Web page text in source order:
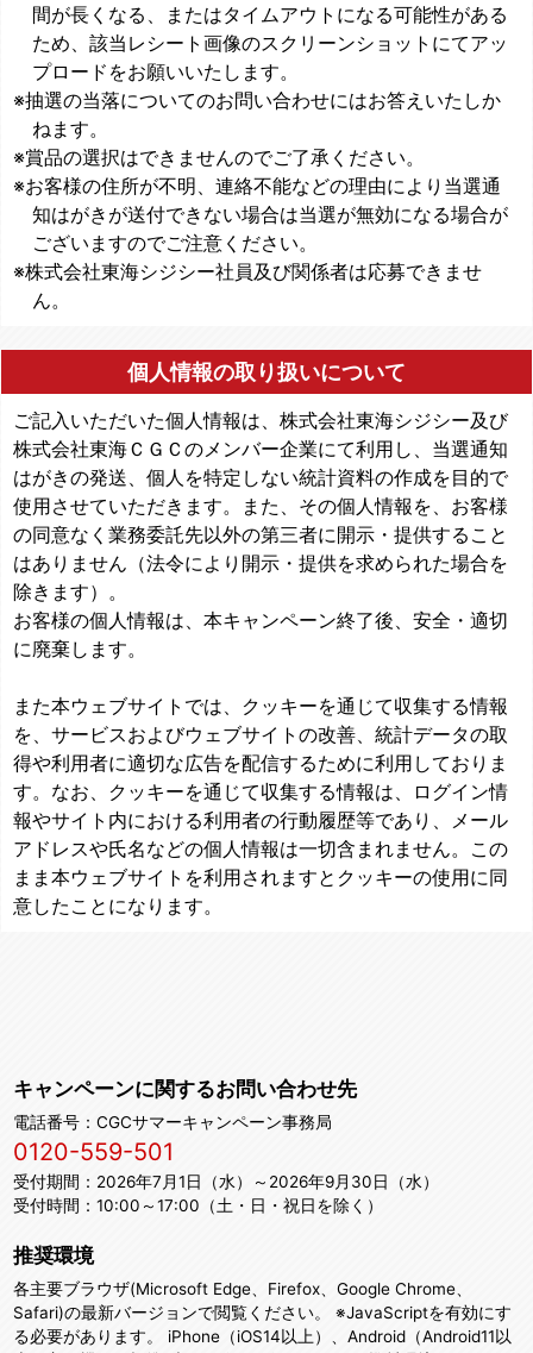
間が長くなる、またはタイムアウトになる可能性がある
ため、該当レシート画像のスクリーンショットにてアッ
プロードをお願いいたします。
※抽選の当落についてのお問い合わせにはお答えいたしか
ねます。
※賞品の選択はできませんのでご了承ください。
※お客様の住所が不明、連絡不能などの理由により当選通
知はがきが送付できない場合は当選が無効になる場合が
ございますのでご注意ください。
※株式会社東海シジシー社員及び関係者は応募できませ
ん。
個人情報の取り扱いについて
ご記入いただいた個人情報は、株式会社東海シジシー及び
株式会社東海ＣＧＣのメンバー企業にて利用し、当選通知
はがきの発送、個人を特定しない統計資料の作成を目的で
使用させていただきます。また、その個人情報を、お客様
の同意なく業務委託先以外の第三者に開示・提供すること
はありません（法令により開示・提供を求められた場合を
除きます）。
お客様の個人情報は、本キャンペーン終了後、安全・適切
に廃棄します。
また本ウェブサイトでは、クッキーを通じて収集する情報
を、サービスおよびウェブサイトの改善、統計データの取
得や利用者に適切な広告を配信するために利用しておりま
す。なお、クッキーを通じて収集する情報は、ログイン情
報やサイト内における利用者の行動履歴等であり、メール
アドレスや氏名などの個人情報は一切含まれません。この
まま本ウェブサイトを利用されますとクッキーの使用に同
意したことになります。
キャンペーンに関するお問い合わせ先
電話番号：CGCサマーキャンペーン事務局
0120-559-501
受付期間：2026年7月1日（水）～2026年9月30日（水）
受付時間：10:00～17:00（土・日・祝日を除く）
推奨環境
各主要ブラウザ(Microsoft Edge、Firefox、Google Chrome、
Safari)の最新バージョンで閲覧ください。 ※JavaScriptを有効にす
る必要があります。 iPhone（iOS14以上）、Android（Android11以